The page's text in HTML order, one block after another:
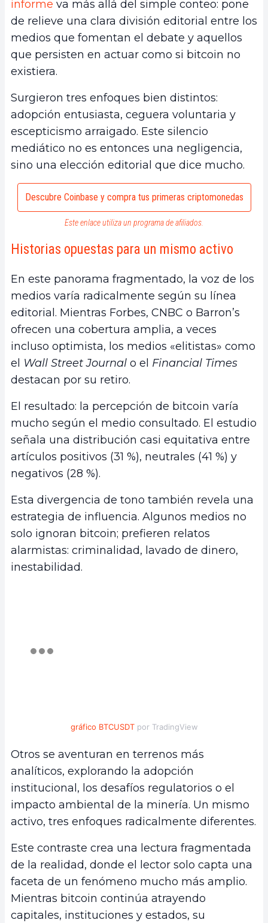
informe va más allá del simple conteo: pone
de relieve una clara división editorial entre los
medios que fomentan el debate y aquellos
que persisten en actuar como si bitcoin no
existiera.
Surgieron tres enfoques bien distintos:
adopción entusiasta, ceguera voluntaria y
escepticismo arraigado. Este silencio
mediático no es entonces una negligencia,
sino una elección editorial que dice mucho.
Descubre Coinbase y compra tus primeras criptomonedas
Este enlace utiliza un programa de afiliados.
Historias opuestas para un mismo activo
En este panorama fragmentado, la voz de los
medios varía radicalmente según su línea
editorial. Mientras Forbes, CNBC o Barron’s
ofrecen una cobertura amplia, a veces
incluso optimista, los medios «elitistas» como
el Wall Street Journal o el Financial Times
destacan por su retiro.
El resultado: la percepción de bitcoin varía
mucho según el medio consultado. El estudio
señala una distribución casi equitativa entre
artículos positivos (31 %), neutrales (41 %) y
negativos (28 %).
Esta divergencia de tono también revela una
estrategia de influencia. Algunos medios no
solo ignoran bitcoin; prefieren relatos
alarmistas: criminalidad, lavado de dinero,
inestabilidad.
gráfico BTCUSDTpor TradingView
Otros se aventuran en terrenos más
analíticos, explorando la adopción
institucional, los desafíos regulatorios o el
impacto ambiental de la minería. Un mismo
activo, tres enfoques radicalmente diferentes.
Este contraste crea una lectura fragmentada
de la realidad, donde el lector solo capta una
faceta de un fenómeno mucho más amplio.
Mientras bitcoin continúa atrayendo
capitales, instituciones y estados, su